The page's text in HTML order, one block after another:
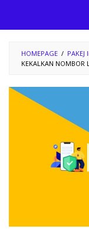
HOMEPAGE / PAKEJ
KEKALKAN NOMBOR